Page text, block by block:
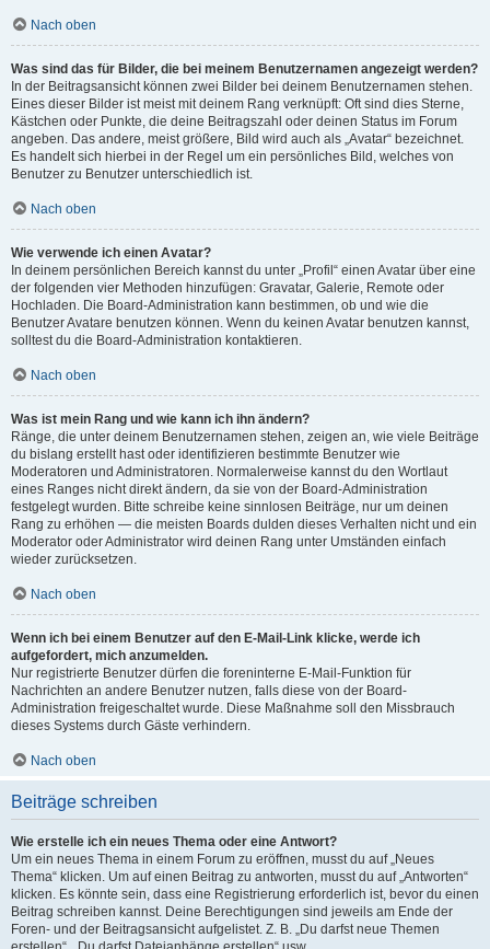
Nach oben
Was sind das für Bilder, die bei meinem Benutzernamen angezeigt werden?
In der Beitragsansicht können zwei Bilder bei deinem Benutzernamen stehen.
Eines dieser Bilder ist meist mit deinem Rang verknüpft: Oft sind dies Sterne,
Kästchen oder Punkte, die deine Beitragszahl oder deinen Status im Forum
angeben. Das andere, meist größere, Bild wird auch als „Avatar“ bezeichnet.
Es handelt sich hierbei in der Regel um ein persönliches Bild, welches von
Benutzer zu Benutzer unterschiedlich ist.
Nach oben
Wie verwende ich einen Avatar?
In deinem persönlichen Bereich kannst du unter „Profil“ einen Avatar über eine
der folgenden vier Methoden hinzufügen: Gravatar, Galerie, Remote oder
Hochladen. Die Board-Administration kann bestimmen, ob und wie die
Benutzer Avatare benutzen können. Wenn du keinen Avatar benutzen kannst,
solltest du die Board-Administration kontaktieren.
Nach oben
Was ist mein Rang und wie kann ich ihn ändern?
Ränge, die unter deinem Benutzernamen stehen, zeigen an, wie viele Beiträge
du bislang erstellt hast oder identifizieren bestimmte Benutzer wie
Moderatoren und Administratoren. Normalerweise kannst du den Wortlaut
eines Ranges nicht direkt ändern, da sie von der Board-Administration
festgelegt wurden. Bitte schreibe keine sinnlosen Beiträge, nur um deinen
Rang zu erhöhen — die meisten Boards dulden dieses Verhalten nicht und ein
Moderator oder Administrator wird deinen Rang unter Umständen einfach
wieder zurücksetzen.
Nach oben
Wenn ich bei einem Benutzer auf den E-Mail-Link klicke, werde ich
aufgefordert, mich anzumelden.
Nur registrierte Benutzer dürfen die foreninterne E-Mail-Funktion für
Nachrichten an andere Benutzer nutzen, falls diese von der Board-
Administration freigeschaltet wurde. Diese Maßnahme soll den Missbrauch
dieses Systems durch Gäste verhindern.
Nach oben
Beiträge schreiben
Wie erstelle ich ein neues Thema oder eine Antwort?
Um ein neues Thema in einem Forum zu eröffnen, musst du auf „Neues
Thema“ klicken. Um auf einen Beitrag zu antworten, musst du auf „Antworten“
klicken. Es könnte sein, dass eine Registrierung erforderlich ist, bevor du einen
Beitrag schreiben kannst. Deine Berechtigungen sind jeweils am Ende der
Foren- und der Beitragsansicht aufgelistet. Z. B. „Du darfst neue Themen